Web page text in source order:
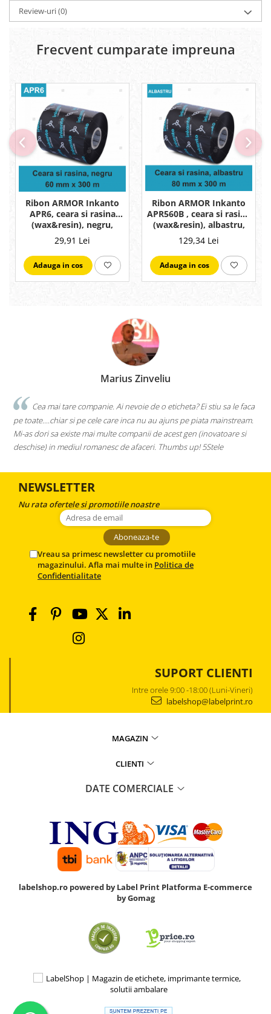
Review-uri(0)
Frecvent cumparate impreuna
Ribon ARMOR Inkanto
APR6, ceara si rasina
(wax&resin), negru,
60mmx300M, OUT
29,91 Lei
Adauga in cos
Ribon ARMOR Inkanto
APR560B , ceara si rasina
(wax&resin), albastru,
80mmx300M, OUT
129,34 Lei
Adauga in cos
Marius Zinveliu
Cea mai tare companie. Ai nevoie de o eticheta? Ei stiu sa le faca
pe toate....chiar si pe cele care inca nu au ajuns pe piata mainstream.
Mi-as dori sa existe mai multe companii de acest gen (inovatoare si
deschise) in mediul romanesc de afaceri. Thumbs up! 5Stele
NEWSLETTER
Nu rata ofertele si promotiile noastre
Vreau sa primesc newsletter cu promotiile
magazinului. Afla mai multe in Politica de
Confidentialitate
SUPORT CLIENTI
Intre orele 9:00 -18:00 (Luni-Vineri)
labelshop@labelprint.ro
MAGAZIN
CLIENTI
DATE COMERCIALE
labelshop.ro powered by Label Print Platforma E-commerce
by Gomag